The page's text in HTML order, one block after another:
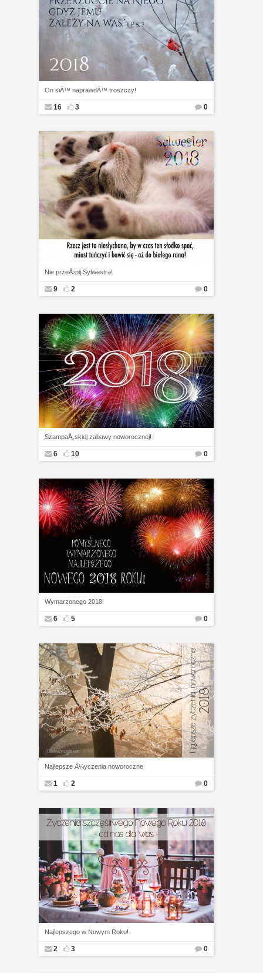
On siÄ™ naprawdÄ™ troszczy!
16 3 0
Nie przeÅ›pij Sylwestra!
9 2 0
SzampaÅ„skiej zabawy noworocznej!
6 10 0
Wymarzonego 2018!
6 5 0
Najlepsze Å¼yczenia noworoczne
1 2 0
Najlepszego w Nowym Roku!
2 3 0